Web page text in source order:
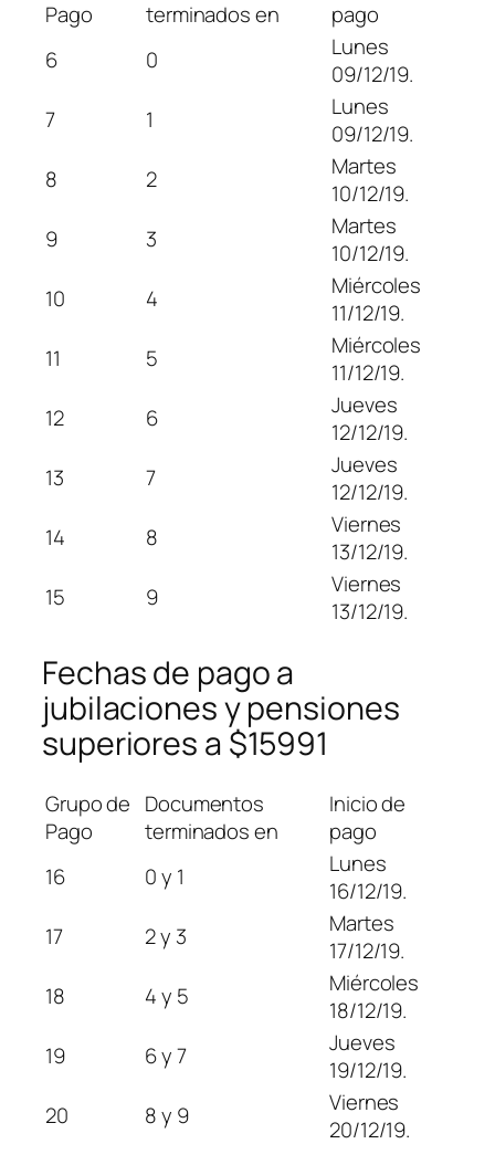
Pago
terminados en
pago
6
0
Lunes
09/12/19.
7
1
Lunes
09/12/19.
8
2
Martes
10/12/19.
9
3
Martes
10/12/19.
10
4
Miércoles
11/12/19.
11
5
Miércoles
11/12/19.
12
6
Jueves
12/12/19.
13
7
Jueves
12/12/19.
14
8
Viernes
13/12/19.
15
9
Viernes
13/12/19.
Fechas de pago a
jubilaciones y pensiones
superiores a $15991
Grupo de
Pago
Documentos
terminados en
Inicio de
pago
16
0 y 1
Lunes
16/12/19.
17
2 y 3
Martes
17/12/19.
18
4 y 5
Miércoles
18/12/19.
19
6 y 7
Jueves
19/12/19.
20
8 y 9
Viernes
20/12/19.